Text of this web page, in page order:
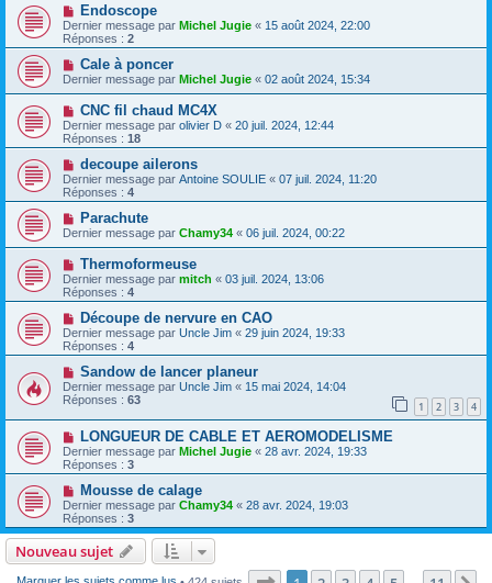
Endoscope
Dernier message par Michel Jugie « 15 août 2024, 22:00
Réponses : 2
Cale à poncer
Dernier message par Michel Jugie « 02 août 2024, 15:34
CNC fil chaud MC4X
Dernier message par olivier D « 20 juil. 2024, 12:44
Réponses : 18
decoupe ailerons
Dernier message par Antoine SOULIE « 07 juil. 2024, 11:20
Réponses : 4
Parachute
Dernier message par Chamy34 « 06 juil. 2024, 00:22
Thermoformeuse
Dernier message par mitch « 03 juil. 2024, 13:06
Réponses : 4
Découpe de nervure en CAO
Dernier message par Uncle Jim « 29 juin 2024, 19:33
Réponses : 4
Sandow de lancer planeur
Dernier message par Uncle Jim « 15 mai 2024, 14:04
Réponses : 63 1 2 3 4
LONGUEUR DE CABLE ET AEROMODELISME
Dernier message par Michel Jugie « 28 avr. 2024, 19:33
Réponses : 3
Mousse de calage
Dernier message par Chamy34 « 28 avr. 2024, 19:03
Réponses : 3
Nouveau sujet